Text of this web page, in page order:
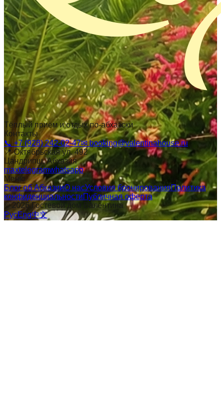
Тёплый приём и отдых по-абхазски
Контакты
📞 +7 (928) 242-02-47✉booking@valentinahouse.ru
📍Октябрьская ул. 492
Цандрипш, Абхазия
maxtelegramwhatsapp
Меню
Блог об АбхазииО насУсловия бронированияПолитика
конфиденциальностиПубличная оферта
©2026 Гостевой дом Валентина
РусEng中文